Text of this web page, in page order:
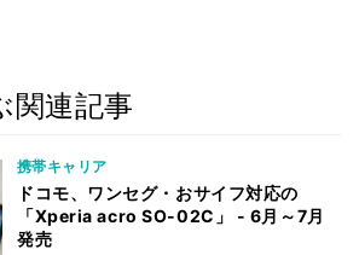
関連記事
携帯キャリア
ドコモ、ワンセグ・おサイフ対応の
「Xperia acro SO-02C」 - 6月～7月
発売